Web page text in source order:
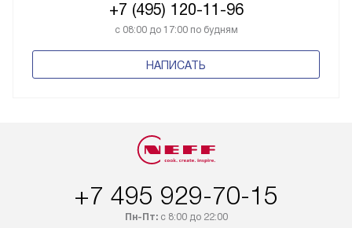
+7 (495) 120-11-96
с 08:00 до 17:00 по будням
НАПИСАТЬ
+7 495 929-70-15
Пн-Пт:с 8:00 до 22:00